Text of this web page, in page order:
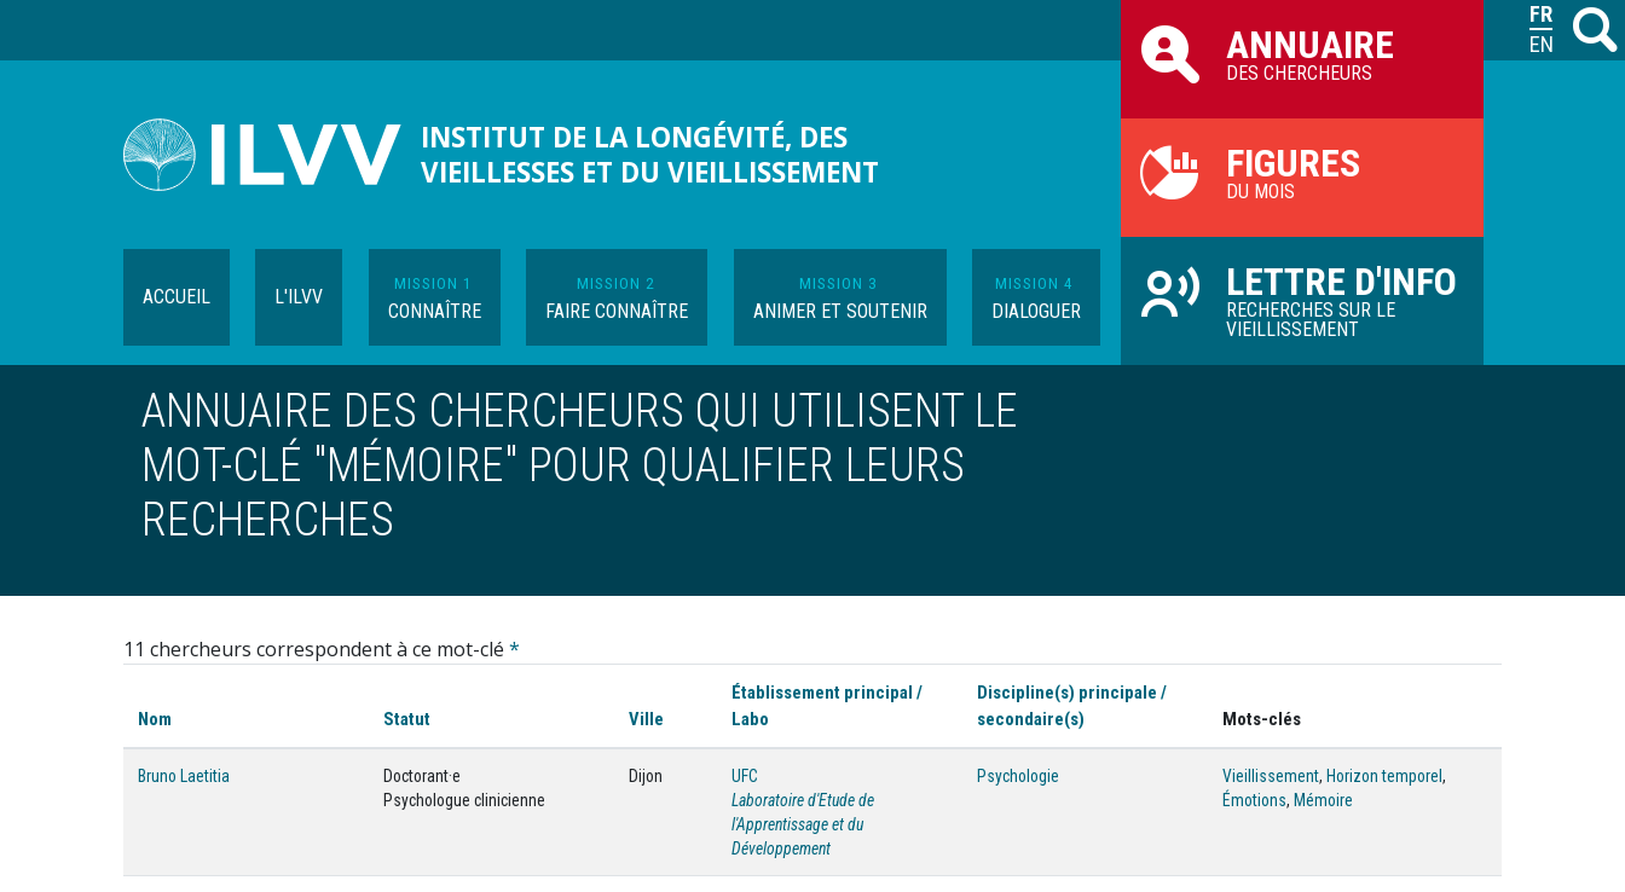
M
INSTITUT DE LA LONGÉVITÉ, DES
VIEILLESSES ET DU VIEILLISSEMENT
ACCUEIL L'ILVV
MISSION 1
CONNAÎTRE
MISSION 2
FAIRE CONNAÎTRE
MISSION 3
ANIMER ET SOUTENIR
MISSION 4
DIALOGUER
ILVV
ANNUAIRE
DES CHERCHEURS
FIGURES
DU MOIS
LETTRE D'INFO
RECHERCHES SUR LE
VIEILLISSEMENT
ANNUAIRE DES CHERCHEURS QUI UTILISENT LE
MOT-CLÉ "MÉMOIRE" POUR QUALIFIER LEURS
RECHERCHES
11 chercheurs correspondent à ce mot-clé *
Nom Statut Ville
Établissement principal /
Labo
Discipline(s) principale /
secondaire(s)
Mots-clés
Bruno Laetitia
Doctorant·e
Psychologue clinicienne
Dijon
UFC
Laboratoire d'Etude de
l'Apprentissage et du
Développement
Psychologie Vieillissement, Horizon temporel ,
Émotions, Mémoire
FRANÇAIS
ENGLISH